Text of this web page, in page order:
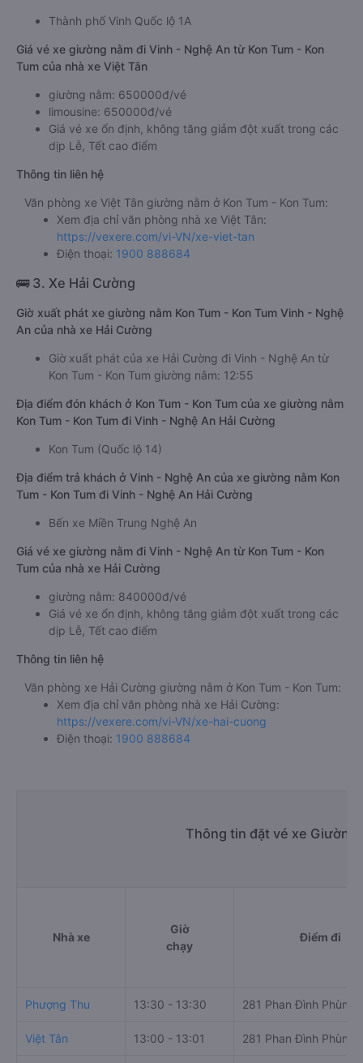
Thành phố Vinh Quốc lộ 1A
Giá vé xe giường nằm đi Vinh - Nghệ An từ Kon Tum - Kon
Tum của nhà xe Việt Tân
giường nằm: 650000đ/vé
limousine: 650000đ/vé
Giá vé xe ổn định, không tăng giảm đột xuất trong các
dịp Lễ, Tết cao điểm
Thông tin liên hệ
Văn phòng xe Việt Tân giường nằm ở Kon Tum - Kon Tum:
Xem địa chỉ văn phòng nhà xe Việt Tân:
https://vexere.com/vi-VN/xe-viet-tan
Điện thoại: 1900 888684
🚌 3. Xe Hải Cường
Giờ xuất phát xe giường nằm Kon Tum - Kon Tum Vinh - Nghệ
An của nhà xe Hải Cường
Giờ xuất phát của xe Hải Cường đi Vinh - Nghệ An từ
Kon Tum - Kon Tum giường nằm: 12:55
Địa điểm đón khách ở Kon Tum - Kon Tum của xe giường nằm
Kon Tum - Kon Tum đi Vinh - Nghệ An Hải Cường
Kon Tum (Quốc lộ 14)
Địa điểm trả khách ở Vinh - Nghệ An của xe giường nằm Kon
Tum - Kon Tum đi Vinh - Nghệ An Hải Cường
Bến xe Miền Trung Nghệ An
Giá vé xe giường nằm đi Vinh - Nghệ An từ Kon Tum - Kon
Tum của nhà xe Hải Cường
giường nằm: 840000đ/vé
Giá vé xe ổn định, không tăng giảm đột xuất trong các
dịp Lễ, Tết cao điểm
Thông tin liên hệ
Văn phòng xe Hải Cường giường nằm ở Kon Tum - Kon Tum:
Xem địa chỉ văn phòng nhà xe Hải Cường:
https://vexere.com/vi-VN/xe-hai-cuong
Điện thoại: 1900 888684
Thông tin đặt vé xe Giường
Nhà xe
Giờ
chạy
Điểm đi
Phượng Thu 13:30 - 13:30 281 Phan Đình Phùng
Việt Tân 13:00 - 13:01 281 Phan Đình Phùng